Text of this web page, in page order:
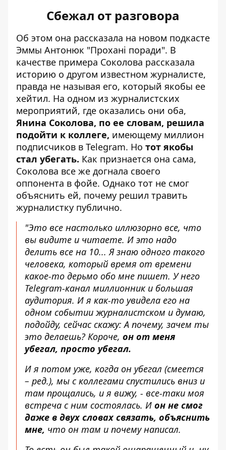
Сбежал от разговора
Об этом она рассказала на новом подкасте
Эммы Антонюк "Прохані поради". В
качестве примера Соколова рассказала
историю о другом известном журналисте,
правда не называя его, который якобы ее
хейтил. На одном из журналистских
мероприятий, где оказались они оба,
Янина Соколова, по ее словам, решила
подойти к коллеге, имеющему миллион
подписчиков в Telegram. Но тот якобы
стал убегать. Как признается она сама,
Соколова все же догнала своего
оппонента в фойе. Однако тот не смог
объяснить ей, почему решил травить
журналистку публично.
"Это все настолько иллюзорно все, что
вы видите и читаете. И это надо
делить все на 10... Я знаю одного такого
человека, который время от времени
какое-то дерьмо обо мне пишет. У него
Telegram-канал миллионник и большая
аудитория. И я как-то увидела его на
одном событии журналистском и думаю,
подойду, сейчас скажу: А почему, зачем ты
это делаешь? Короче, он от меня
убегал, просто убегал.
И я потом уже, когда он убегал (смеется
– ред.), мы с коллегами спустились вниз и
там прощались, и я вижу, - все-таки моя
встреча с ним состоялась. И он не смог
даже в двух словах связать, объяснить
мне, что он там и почему написал.